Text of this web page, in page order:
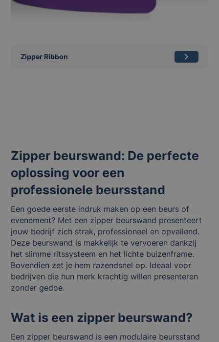
Zipper Ribbon
Zipper beurswand: De perfecte
oplossing voor een
professionele beursstand
Een goede eerste indruk maken op een beurs of
evenement? Met een zipper beurswand presenteert
jouw bedrijf zich strak, professioneel en opvallend.
Deze beurswand is makkelijk te vervoeren dankzij
het slimme ritssysteem en het lichte buizenframe.
Bovendien zet je hem razendsnel op. Ideaal voor
bedrijven die hun merk krachtig willen presenteren
zonder gedoe.
Wat is een zipper beurswand?
Een zipper beurswand is een modulaire beursstand